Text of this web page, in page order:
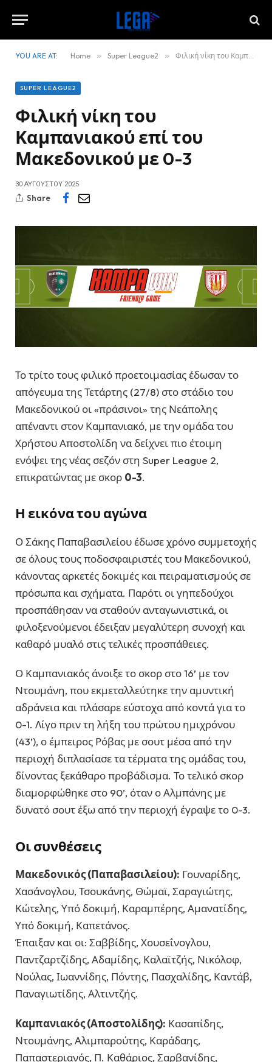
YOU ARE AT: Home » Super League2 » Φιλική νίκη του Καμπανιακού επί του Μακεδονικού με 0-3
SUPER LEAGUE2
Φιλική νίκη του
Καμπανιακού επί του
Μακεδονικού με 0-3
30 ΑΥΓΟΎΣΤΟΥ 2025
Share
Το τρίτο τους φιλικό προετοιμασίας έδωσαν το
απόγευμα της Τετάρτης (27/8) στο στάδιο του
Μακεδονικού οι «πράσινοι» της Νεάπολης
απέναντι στον Καμπανιακό, με την ομάδα του
Χρήστου Αποστολίδη να δείχνει πιο έτοιμη
ενόψει της νέας σεζόν στη Super League 2,
επικρατώντας με σκορ 0-3.
Η εικόνα του αγώνα
Ο Σάκης Παπαβασιλείου έδωσε χρόνο συμμετοχής
σε όλους τους ποδοσφαιριστές του Μακεδονικού,
κάνοντας αρκετές δοκιμές και πειραματισμούς σε
πρόσωπα και σχήματα. Παρότι οι γηπεδούχοι
προσπάθησαν να σταθούν ανταγωνιστικά, οι
φιλοξενούμενοι έδειξαν μεγαλύτερη συνοχή και
καθαρό μυαλό στις τελικές προσπάθειες.
Ο Καμπανιακός άνοιξε το σκορ στο 16’ με τον
Ντουμάνη, που εκμεταλλεύτηκε την αμυντική
αδράνεια και πλάσαρε εύστοχα από κοντά για το
0-1. Λίγο πριν τη λήξη του πρώτου ημιχρόνου
(43’), ο έμπειρος Ρόβας με σουτ μέσα από την
περιοχή διπλασίασε τα τέρματα της ομάδας του,
δίνοντας ξεκάθαρο προβάδισμα. Το τελικό σκορ
διαμορφώθηκε στο 90’, όταν ο Αλμπάνης με
δυνατό σουτ έξω από την περιοχή έγραψε το 0-3.
Οι συνθέσεις
Μακεδονικός (Παπαβασιλείου): Γουναρίδης,
Χασάνογλου, Τσουκάνης, Θώμαϊ, Σαραγιώτης,
Κώτελης, Υπό δοκιμή, Καραμπέρης, Αμανατίδης,
Υπό δοκιμή, Καπετάνος.
Έπαιξαν και οι: Σαββίδης, Χουσεΐνογλου,
Παντζαρτζίδης, Αδαμίδης, Καλαϊτζής, Νικόλοφ,
Νούλας, Ιωαννίδης, Πόντης, Πασχαλίδης, Καντάβ,
Παναγιωτίδης, Αλτιντζής.
Καμπανιακός (Αποστολίδης): Κασαπίδης,
Ντουμάνης, Αλιμπαρούτης, Καράδαης,
Παπαστεριανός, Π. Καθάριος, Σαρβανίδης,